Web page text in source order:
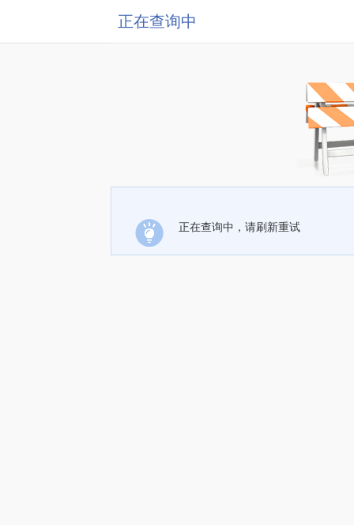
正在查询中
正在查询中，请刷新重试